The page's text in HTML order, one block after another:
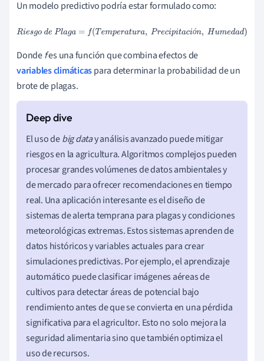
Un modelo predictivo podría estar formulado como:
ó
Riesgod ePlag a= f(Temperatura,Precipitación,H umedad)
Dondefes una función que combina efectos de
variables climáticaspara determinar la probabilidad de un
brote de plagas.
El uso debig datay análisis avanzado puede mitigar
riesgos en la agricultura. Algoritmos complejos pueden
procesar grandes volúmenes de datos ambientales y
de mercado para ofrecer recomendaciones en tiempo
real. Una aplicación interesante es el diseño de
sistemas de alerta temprana para plagas y condiciones
meteorológicas extremas. Estos sistemas aprenden de
datos históricos y variables actuales para crear
simulaciones predictivas. Por ejemplo, el aprendizaje
automático puede clasificar imágenes aéreas de
cultivos para detectar áreas de potencial bajo
rendimiento antes de que se convierta en una pérdida
significativa para el agricultor. Esto no solo mejora la
seguridad alimentaria sino que también optimiza el
uso de recursos.